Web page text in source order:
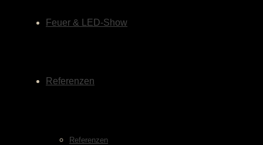
Feuer & LED-Show
Referenzen
Referenzen